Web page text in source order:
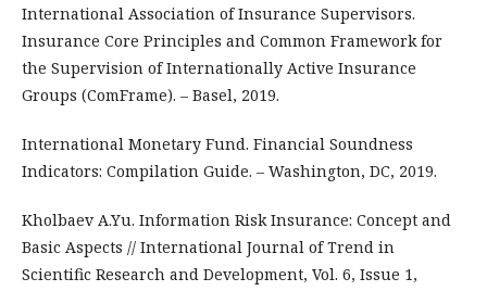
International Association of Insurance Supervisors.
Insurance Core Principles and Common Framework for
the Supervision of Internationally Active Insurance
Groups (ComFrame). – Basel, 2019.
International Monetary Fund. Financial Soundness
Indicators: Compilation Guide. – Washington, DC, 2019.
Kholbaev A.Yu. Information Risk Insurance: Concept and
Basic Aspects // International Journal of Trend in
Scientific Research and Development, Vol. 6, Issue 1,